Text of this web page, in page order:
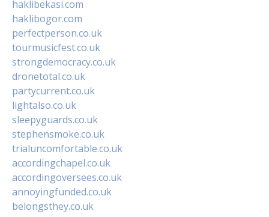
haklibekasi.com
haklibogor.com
perfectperson.co.uk
tourmusicfest.co.uk
strongdemocracy.co.uk
dronetotal.co.uk
partycurrent.co.uk
lightalso.co.uk
sleepyguards.co.uk
stephensmoke.co.uk
trialuncomfortable.co.uk
accordingchapel.co.uk
accordingoversees.co.uk
annoyingfunded.co.uk
belongsthey.co.uk